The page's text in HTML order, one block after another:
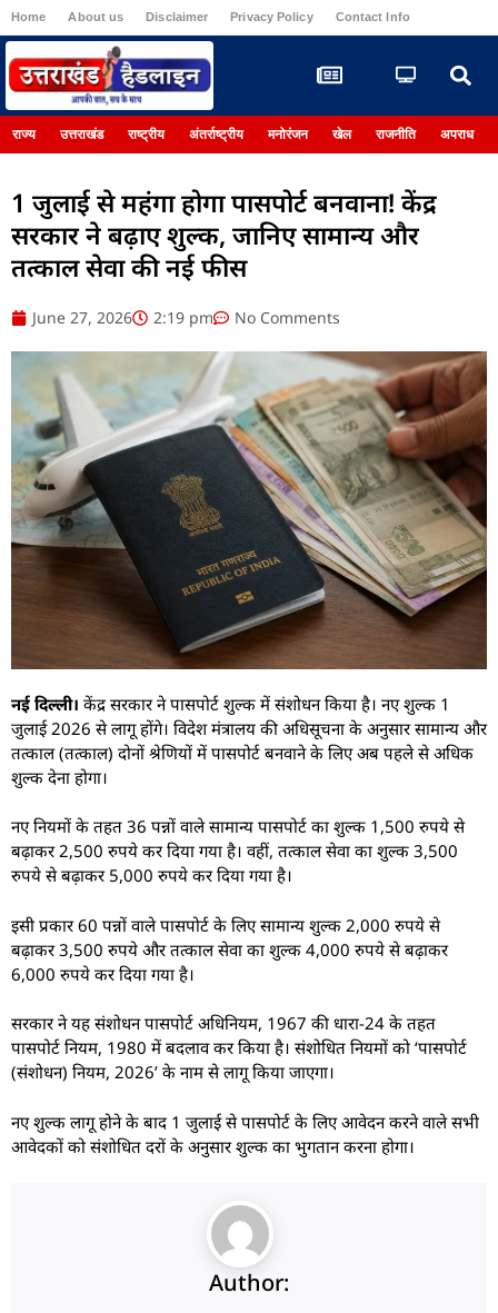
Home About us Disclaimer Privacy Policy Contact Info
राज्य उत्तराखंड राष्ट्रीय अंतर्राष्ट्रीय मनोरंजन खेल राजनीति अपराध
1 जुलाई से महंगा होगा पासपोर्ट बनवाना! केंद्र
सरकार ने बढ़ाए शुल्क, जानिए सामान्य और
तत्काल सेवा की नई फीस
June 27, 2026 2:19 pm No Comments
नई दिल्ली। केंद्र सरकार ने पासपोर्ट शुल्क में संशोधन किया है। नए शुल्क 1
जुलाई 2026 से लागू होंगे। विदेश मंत्रालय की अधिसूचना के अनुसार सामान्य और
तत्काल (तत्काल) दोनों श्रेणियों में पासपोर्ट बनवाने के लिए अब पहले से अधिक
शुल्क देना होगा।
नए नियमों के तहत 36 पन्नों वाले सामान्य पासपोर्ट का शुल्क 1,500 रुपये से
बढ़ाकर 2,500 रुपये कर दिया गया है। वहीं, तत्काल सेवा का शुल्क 3,500
रुपये से बढ़ाकर 5,000 रुपये कर दिया गया है।
इसी प्रकार 60 पन्नों वाले पासपोर्ट के लिए सामान्य शुल्क 2,000 रुपये से
बढ़ाकर 3,500 रुपये और तत्काल सेवा का शुल्क 4,000 रुपये से बढ़ाकर
6,000 रुपये कर दिया गया है।
सरकार ने यह संशोधन पासपोर्ट अधिनियम, 1967 की धारा-24 के तहत
पासपोर्ट नियम, 1980 में बदलाव कर किया है। संशोधित नियमों को ‘पासपोर्ट
(संशोधन) नियम, 2026’ के नाम से लागू किया जाएगा।
नए शुल्क लागू होने के बाद 1 जुलाई से पासपोर्ट के लिए आवेदन करने वाले सभी
आवेदकों को संशोधित दरों के अनुसार शुल्क का भुगतान करना होगा।
Author: